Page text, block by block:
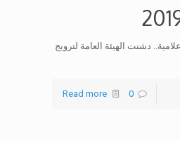
دشنت الهيئة العامة لترويج
0
Read more